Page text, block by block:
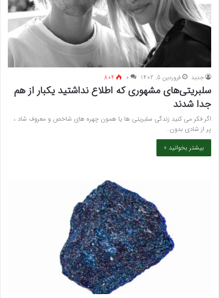
جدید فروردین 5, 1402 ۰ 804
سلبریتی‌های مشهوری که اطلاع نداشتید یکبار از هم
جدا شدند
اگر فکر می کنید زندگی سلبریتی ها یا همون چهره های شاخص و معروف شاد ،
پر از شادی بدون…
بیشتر بخوانید »